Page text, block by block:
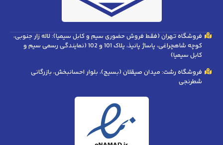
فروشگاه تهران (فقط فروش حضوری سیم و کابل سیمیا): لاله زار جنوبی،
کوچه شاهچراغی، پاساژ پانیذ، پلاک 101 و 102 (نمایندگی رسمی سیم و
کابل سیمیا)
فروشگاه رشت: میدان صیقلان (بسیج)، بلوار احسانبخش، بازرگانی
شطرنجی